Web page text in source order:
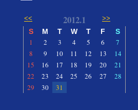
<< 2012.1 >>
S M T W T F S
1 2 3 4 5 6
7
8
9 10 11 12 13
14
15
16 17 18 19 20
21
22
23 24 25 26 27
28
29
30 31